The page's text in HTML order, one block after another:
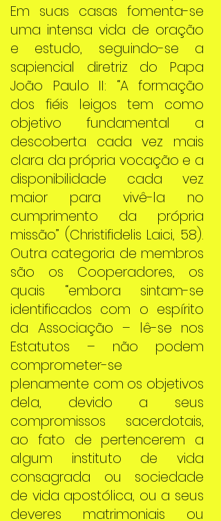
Em suas casas fomenta-se
uma intensa vida de oração
e estudo, seguindo-se a
sapiencial diretriz do Papa
João Paulo II: “A formação
dos fiéis leigos tem como
objetivo fundamental a
descoberta cada vez mais
clara da própria vocação e a
disponibilidade cada vez
maior para vivê-la no
cumprimento da própria
missão” (Christifidelis Laici, 58).
Outra categoria de membros
são os Cooperadores, os
quais “embora sintam-se
identificados com o espírito
da Associação – lê-se nos
Estatutos – não podem
comprometer-se
plenamente com os objetivos
dela, devido a seus
compromissos sacerdotais,
ao fato de pertencerem a
algum instituto de vida
consagrada ou sociedade
de vida apostólica, ou a seus
deveres matrimoniais ou